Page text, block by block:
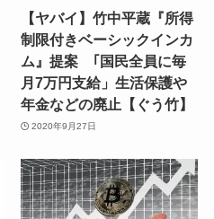
【ヤバイ】竹中平蔵『所得
制限付きベーシックインカ
ム』提案 ｢国民全員に毎
月7万円支給」生活保護や
年金などの廃止【ぐう竹】
2020年9月27日